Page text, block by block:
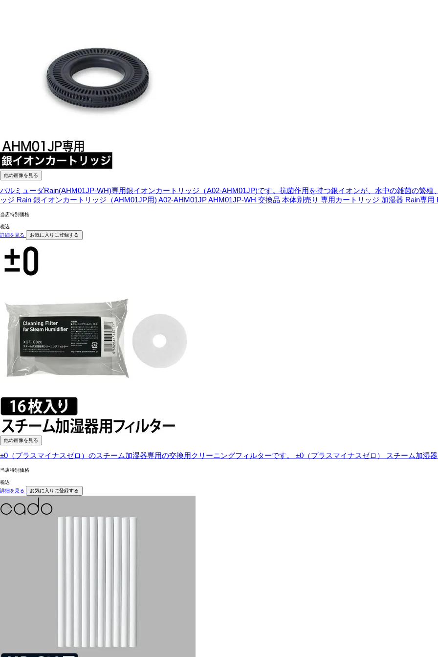
他の画像を見る
バルミューダRain(AHM01JP-WH)専用銀イオンカートリッジ（A02-AHM01JP)です。抗菌作用を持つ銀イオンが、水中の雑菌の繁殖
ッジ Rain 銀イオンカートリッジ（AHM01JP用) A02-AHM01JP AHM01JP-WH 交換品 本体別売り 専用カートリッジ 加湿器 Rain専用
当店特別価格
税込
詳細を見る
お気に入りに登録する
他の画像を見る
±0（プラスマイナスゼロ）のスチーム加湿器専用の交換用クリーニングフィルターです。 ±0（プラスマイナスゼロ） スチーム加湿
当店特別価格
税込
詳細を見る
お気に入りに登録する